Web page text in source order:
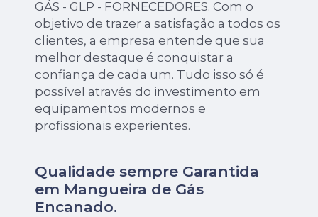
GÁS - GLP - FORNECEDORES. Com o
objetivo de trazer a satisfação a todos os
clientes, a empresa entende que sua
melhor destaque é conquistar a
confiança de cada um. Tudo isso só é
possível através do investimento em
equipamentos modernos e
profissionais experientes.
Qualidade sempre Garantida
em Mangueira de Gás
Encanado.